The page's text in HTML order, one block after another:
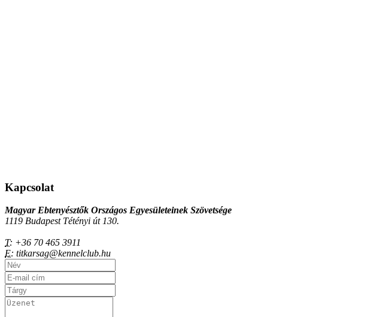
Kapcsolat
Magyar Ebtenyésztők Országos Egyesületeinek Szövetsége
1119 Budapest Tétényi út 130.
T: +36 70 465 3911
E: titkarsag@kennelclub.hu